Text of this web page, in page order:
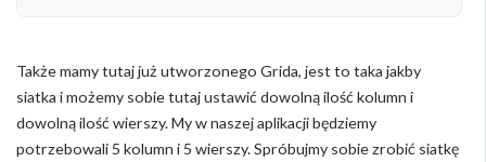
Także mamy tutaj już utworzonego Grida, jest to taka jakby
siatka i możemy sobie tutaj ustawić dowolną ilość kolumn i
dowolną ilość wierszy. My w naszej aplikacji będziemy
potrzebowali 5 kolumn i 5 wierszy. Spróbujmy sobie zrobić siatkę